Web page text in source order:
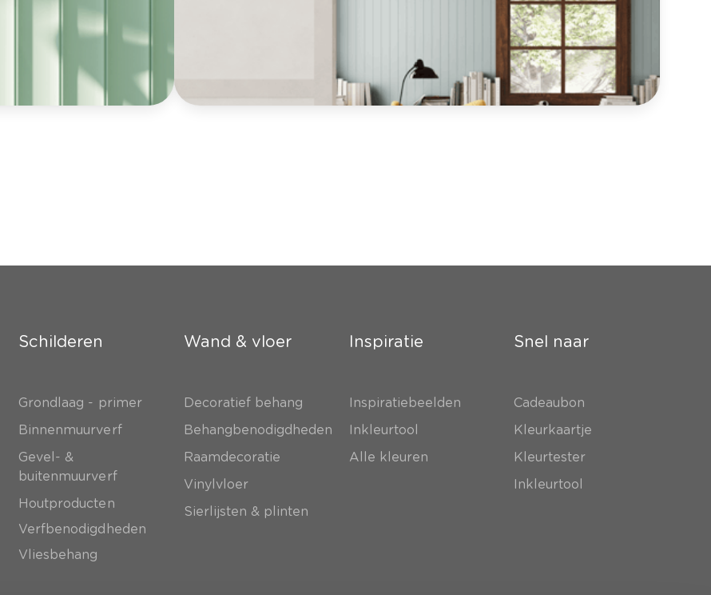
Schilderen
Grondlaag - primer
Binnenmuurverf
Gevel- &
buitenmuurverf
Houtproducten
Verfbenodigdheden
Vliesbehang
Wand & vloer
Decoratief behang
Behangbenodigdheden
Raamdecoratie
Vinylvloer
Sierlijsten & plinten
Inspiratie
Inspiratiebeelden
Inkleurtool
Alle kleuren
Snel naar
Cadeaubon
Kleurkaartje
Kleurtester
Inkleurtool